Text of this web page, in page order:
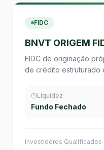
FIDC
BNVT ORIGEM
FIDC de originação
de crédito estruturado
Liquidez
Fundo Fechado
Investidores Qualificados